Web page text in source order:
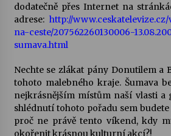
dodatečně přes Internet na
adrese: http://
na-ceste/207562260130006-
sumava.html
Nechte se zlákat pány Donutilem a
tohoto malebného kraje. Šumava
nejkrásnějším místům naší vlasti a
shlédnutí tohoto pořadu sem
proč ne právě tento víkend, kdy
okořenit krásnou kulturní akcí?!